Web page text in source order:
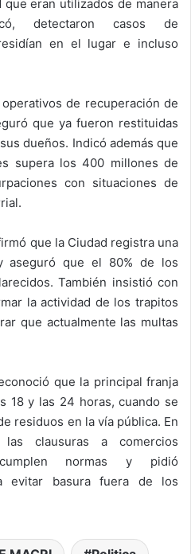
que eran utilizados de manera
detectaron casos de
en el lugar e incluso
de recuperación de
que ya fueron restituidas
dueños. Indicó además que
supera los 400 millones de
con situaciones de
que la Ciudad registra una
aseguró que el 80% de los
También insistió con
la actividad de los trapitos
que actualmente las multas
que la principal franja
18 y las 24 horas, cuando se
residuos en la vía pública. En
clausuras a comercios
normas y pidió
evitar basura fuera de los